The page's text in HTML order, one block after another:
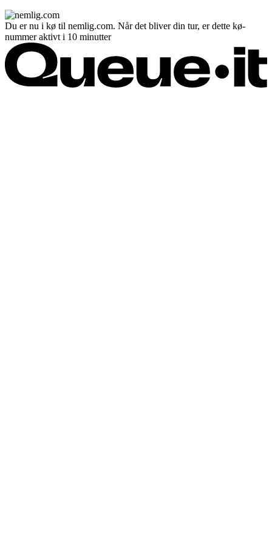
Du er nu i kø til nemlig.com. Når det bliver din tur, er dette kø-
nummer aktivt i 10 minutter